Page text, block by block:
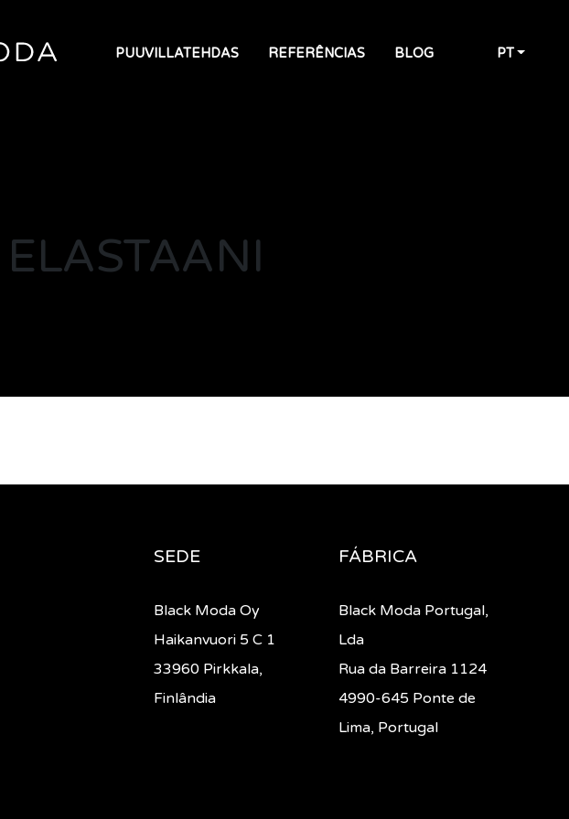
PUUVILLATEHDAS REFERÊNCIAS BLOG PT
SEDE
Black Moda Oy
Haikanvuori 5 C 1
33960 Pirkkala,
Finlândia
FÁBRICA
Black Moda Portugal,
Lda
Rua da Barreira 1124
4990-645 Ponte de
Lima, Portugal